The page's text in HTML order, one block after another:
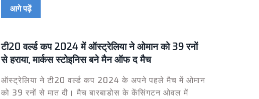
को स्वीकार करने की सलाह दी।
आगे पढ़ें
टी20 वर्ल्ड कप 2024 में ऑस्ट्रेलिया ने ओमान को 39 रनों
से हराया, मार्कस स्टोइनिस बने मैन ऑफ द मैच
ऑस्ट्रेलिया ने टी20 वर्ल्ड कप 2024 के अपने पहले मैच में ओमान
को 39 रनों से मात दी। मैच बारबाडोस के केंसिंगटन ओवल में